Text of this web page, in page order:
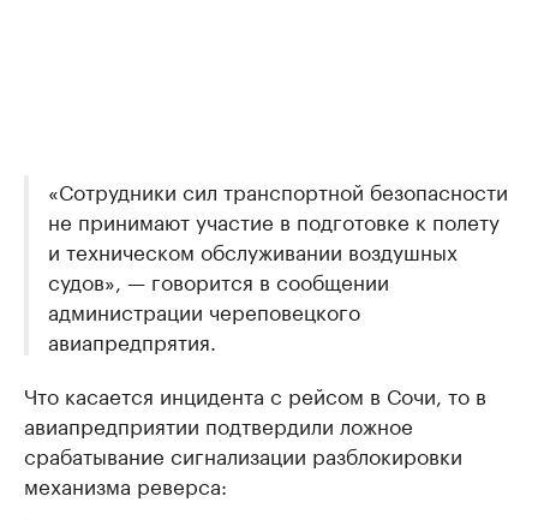
«Сотрудники сил транспортной безопасности
не принимают участие в подготовке к полету
и техническом обслуживании воздушных
судов», — говорится в сообщении
администрации череповецкого
авиапредпрятия.
Что касается инцидента с рейсом в Сочи, то в
авиапредприятии подтвердили ложное
срабатывание сигнализации разблокировки
механизма реверса: